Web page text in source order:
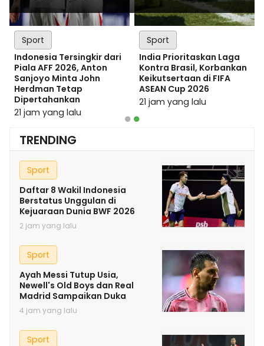
Sport
Semifinal Piala AFF 2026:
Singapura vs Thailand,
Malaysia Tantang
Vietnam
6 jam yang lalu
Sport
Chelsea vs AC Milan 3-0:
Xabi Alonso dan Ruben
Amorim Kompak Puji
Fans Indonesia
8 jam yang lalu
Sport
Indonesia Tersingkir dari
Piala AFF 2026, Anton
Sanjoyo Minta John
Herdman Tetap
Dipertahankan
21 jam yang lalu
Sport
India Prioritaskan Laga
Kontra Brasil, Korbankan
Keikutsertaan di FIFA
ASEAN Cup 2026
21 jam yang lalu
TRENDING
Sport
Daftar 8 Wakil Indonesia
Berstatus Unggulan di
Kejuaraan Dunia BWF 2026
2 jam yang lalu
Sport
Ayah Messi Tutup Usia,
Newell's Old Boys dan Real
Madrid Sampaikan Duka
4 jam yang lalu
Sport